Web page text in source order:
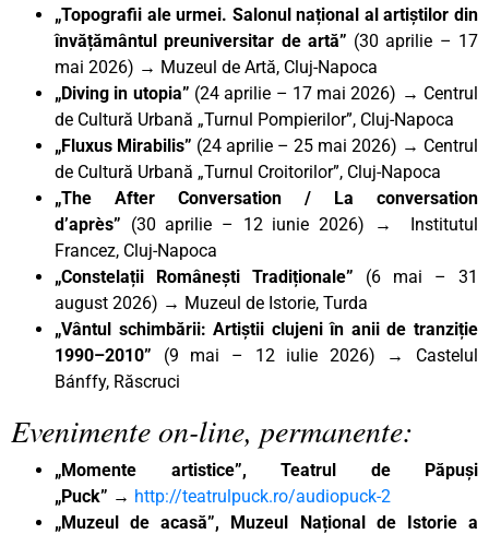
„Topografii ale urmei. Salonul național al artiștilor din
învățământul preuniversitar de artă” (30 aprilie – 17
mai 2026) → Muzeul de Artă, Cluj-Napoca
„Diving in utopia” (24 aprilie – 17 mai 2026) → Centrul
de Cultură Urbană „Turnul Pompierilor”, Cluj-Napoca
„Fluxus Mirabilis” (24 aprilie – 25 mai 2026) → Centrul
de Cultură Urbană „Turnul Croitorilor”, Cluj-Napoca
„The After Conversation / La conversation
d’après” (30 aprilie – 12 iunie 2026) → Institutul
Francez, Cluj-Napoca
„Constelații Românești Tradiționale” (6 mai – 31
august 2026) → Muzeul de Istorie, Turda
„Vântul schimbării: Artiștii clujeni în anii de tranziție
1990–2010” (9 mai – 12 iulie 2026) → Castelul
Bánffy, Răscruci
Evenimente on-line, permanente:
„Momente artistice”, Teatrul de Păpuși
„Puck” → http://teatrulpuck.ro/audiopuck-2
„Muzeul de acasă”, Muzeul Național de Istorie a